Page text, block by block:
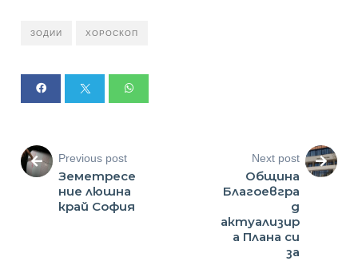
ЗОДИИ ХОРОСКОП
Previous post
Земетресе
ние люшна
край София
Next post
Община
Благоевгра
д
актуализир
а Плана си
за